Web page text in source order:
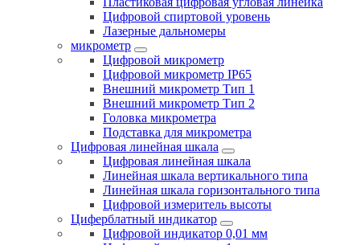
Цифровой спиртовой уровень
Лазерные дальномеры
микрометр
Цифровой микрометр
Цифровой микрометр IP65
Внешний микрометр Тип 1
Внешний микрометр Тип 2
Головка микрометра
Подставка для микрометра
Цифровая линейная шкала
Цифровая линейная шкала
Линейная шкала вертикального типа
Линейная шкала горизонтального типа
Цифровой измеритель высоты
Циферблатный индикатор
Цифровой индикатор 0,01 мм